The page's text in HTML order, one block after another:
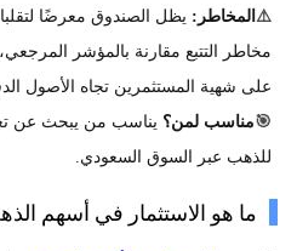
⚠️ المخاطر: يظل الصندوق معرضًا
مخاطر التتبع مقارنة بالمؤشر
على شهية المستثمرين تجاه الأصول
🎯مناسب لمن؟ يناسب من يبحث عن
للذهب عبر السوق السعودي.
ما هو الاستثمار في أسهم